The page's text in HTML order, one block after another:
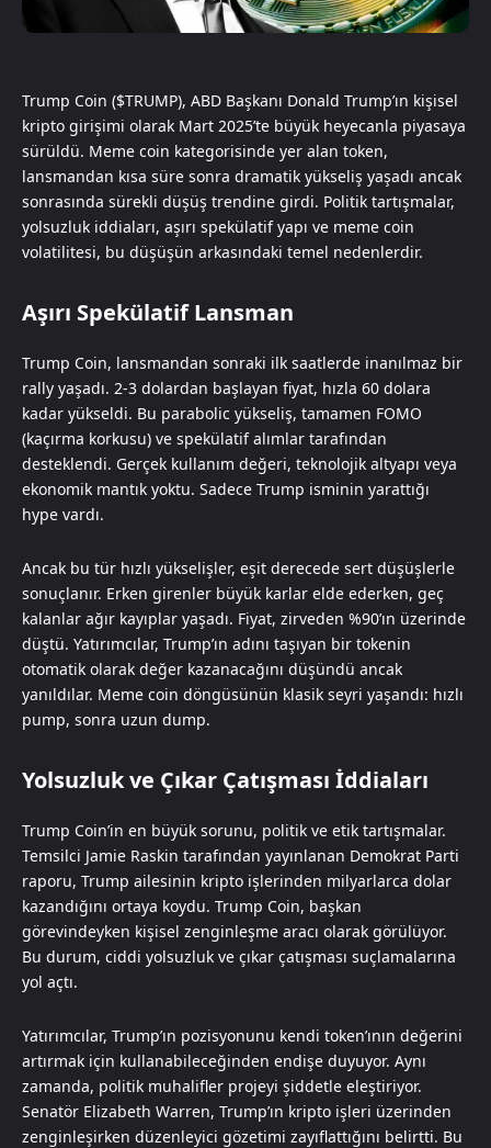
Trump Coin ($TRUMP), ABD Başkanı Donald Trump’ın kişisel
kripto girişimi olarak Mart 2025’te büyük heyecanla piyasaya
sürüldü. Meme coin kategorisinde yer alan token,
lansmandan kısa süre sonra dramatik yükseliş yaşadı ancak
sonrasında sürekli düşüş trendine girdi. Politik tartışmalar,
yolsuzluk iddiaları, aşırı spekülatif yapı ve meme coin
volatilitesi, bu düşüşün arkasındaki temel nedenlerdir.
Aşırı Spekülatif Lansman
Trump Coin, lansmandan sonraki ilk saatlerde inanılmaz bir
rally yaşadı. 2-3 dolardan başlayan fiyat, hızla 60 dolara
kadar yükseldi. Bu parabolic yükseliş, tamamen FOMO
(kaçırma korkusu) ve spekülatif alımlar tarafından
desteklendi. Gerçek kullanım değeri, teknolojik altyapı veya
ekonomik mantık yoktu. Sadece Trump isminin yarattığı
hype vardı.
Ancak bu tür hızlı yükselişler, eşit derecede sert düşüşlerle
sonuçlanır. Erken girenler büyük karlar elde ederken, geç
kalanlar ağır kayıplar yaşadı. Fiyat, zirveden %90’ın üzerinde
düştü. Yatırımcılar, Trump’ın adını taşıyan bir tokenin
otomatik olarak değer kazanacağını düşündü ancak
yanıldılar. Meme coin döngüsünün klasik seyri yaşandı: hızlı
pump, sonra uzun dump.
Yolsuzluk ve Çıkar Çatışması İddiaları
Trump Coin’in en büyük sorunu, politik ve etik tartışmalar.
Temsilci Jamie Raskin tarafından yayınlanan Demokrat Parti
raporu, Trump ailesinin kripto işlerinden milyarlarca dolar
kazandığını ortaya koydu. Trump Coin, başkan
görevindeyken kişisel zenginleşme aracı olarak görülüyor.
Bu durum, ciddi yolsuzluk ve çıkar çatışması suçlamalarına
yol açtı.
Yatırımcılar, Trump’ın pozisyonunu kendi token’ının değerini
artırmak için kullanabileceğinden endişe duyuyor. Aynı
zamanda, politik muhalifler projeyi şiddetle eleştiriyor.
Senatör Elizabeth Warren, Trump’ın kripto işleri üzerinden
zenginleşirken düzenleyici gözetimi zayıflattığını belirtti. Bu